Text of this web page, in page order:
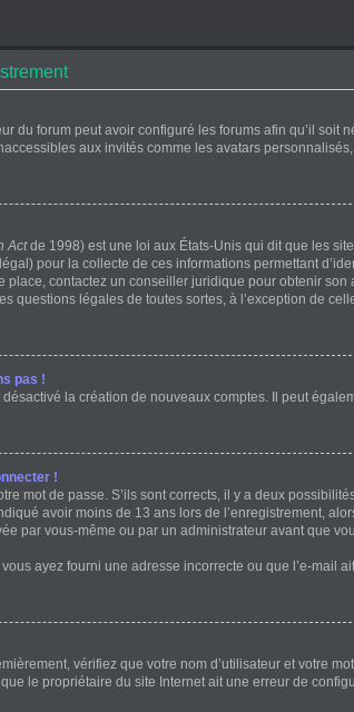
du forum peut avoir configuré les forums afin qu’il
aux invités comme les avatars
Actde 1998) est une loi aux États-Unis qui dit que les
pour la collecte de ces informations permettant
place, contactez un conseiller juridique pour obtenir
questions légales de toutes sortes, à l’exception de
pas !
la création de nouveaux comptes. Il peut
!
mot de passe. S’ils sont corrects, il y a deux
avoir moins de 13 ans lors de l’enregistrement,
par vous-même ou par un administrateur avant que
ayez fourni une adresse incorrecte ou que l’e-
vérifiez que votre nom d’utilisateur et votre
le propriétaire du site Internet ait une erreur de